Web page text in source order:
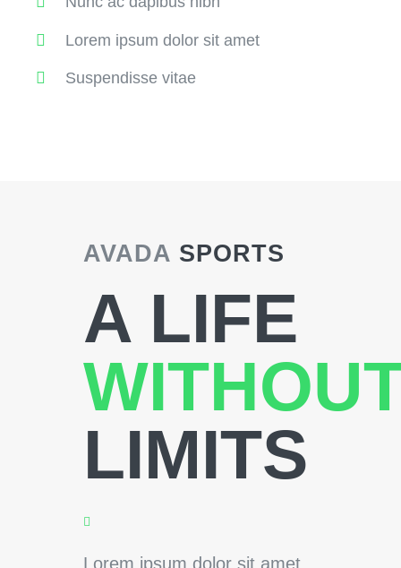
Lorem ipsum dolor sit amet
Suspendisse vitae
AVADA SPORTS
A LIFE
LIMITS
Lorem ipsum dolor sit amet,